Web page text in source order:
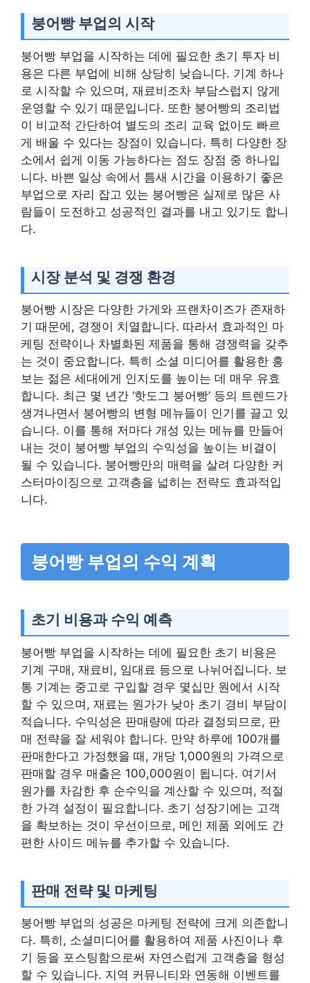
붕어빵 부업의 시작
붕어빵 부업을 시작하는 데에 필요한 초기 투자 비
용은 다른 부업에 비해 상당히 낮습니다. 기계 하나
로 시작할 수 있으며, 재료비조차 부담스럽지 않게
운영할 수 있기 때문입니다. 또한 붕어빵의 조리법
이 비교적 간단하여 별도의 조리 교육 없이도 빠르
게 배울 수 있다는 장점이 있습니다. 특히 다양한 장
소에서 쉽게 이동 가능하다는 점도 장점 중 하나입
니다. 바쁜 일상 속에서 틈새 시간을 이용하기 좋은
부업으로 자리 잡고 있는 붕어빵은 실제로 많은 사
람들이 도전하고 성공적인 결과를 내고 있기도 합니
다.
시장 분석 및 경쟁 환경
붕어빵 시장은 다양한 가게와 프랜차이즈가 존재하
기 때문에, 경쟁이 치열합니다. 따라서 효과적인 마
케팅 전략이나 차별화된 제품을 통해 경쟁력을 갖추
는 것이 중요합니다. 특히 소셜 미디어를 활용한 홍
보는 젊은 세대에게 인지도를 높이는 데 매우 유효
합니다. 최근 몇 년간 ‘핫도그 붕어빵’ 등의 트렌드가
생겨나면서 붕어빵의 변형 메뉴들이 인기를 끌고 있
습니다. 이를 통해 저마다 개성 있는 메뉴를 만들어
내는 것이 붕어빵 부업의 수익성을 높이는 비결이
될 수 있습니다. 붕어빵만의 매력을 살려 다양한 커
스터마이징으로 고객층을 넓히는 전략도 효과적입
니다.
붕어빵 부업의 수익 계획
초기 비용과 수익 예측
붕어빵 부업을 시작하는 데에 필요한 초기 비용은
기계 구매, 재료비, 임대료 등으로 나뉘어집니다. 보
통 기계는 중고로 구입할 경우 몇십만 원에서 시작
할 수 있으며, 재료는 원가가 낮아 초기 경비 부담이
적습니다. 수익성은 판매량에 따라 결정되므로, 판
매 전략을 잘 세워야 합니다. 만약 하루에 100개를
판매한다고 가정했을 때, 개당 1,000원의 가격으로
판매할 경우 매출은 100,000원이 됩니다. 여기서
원가를 차감한 후 순수익을 계산할 수 있으며, 적절
한 가격 설정이 필요합니다. 초기 성장기에는 고객
을 확보하는 것이 우선이므로, 메인 제품 외에도 간
편한 사이드 메뉴를 추가할 수 있습니다.
판매 전략 및 마케팅
붕어빵 부업의 성공은 마케팅 전략에 크게 의존합니
다. 특히, 소셜미디어를 활용하여 제품 사진이나 후
기 등을 포스팅함으로써 자연스럽게 고객층을 형성
할 수 있습니다. 지역 커뮤니티와 연동해 이벤트를